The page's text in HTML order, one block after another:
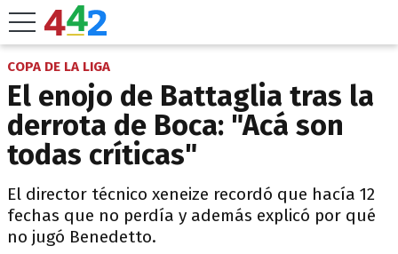
COPA DE LA LIGA
El enojo de Battaglia tras la
derrota de Boca: "Acá son
todas críticas"
El director técnico xeneize recordó que hacía 12
fechas que no perdía y además explicó por qué
no jugó Benedetto.